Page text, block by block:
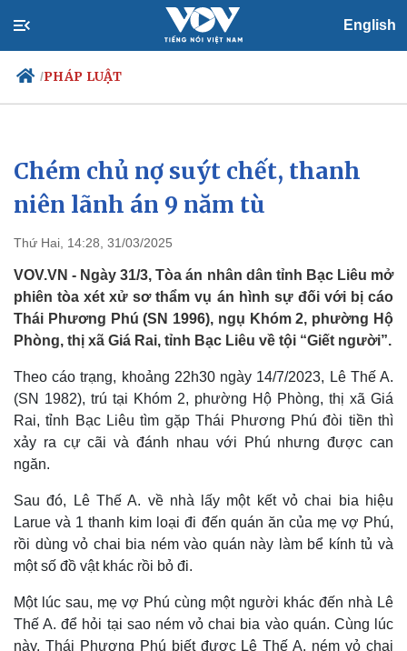
English
/PHÁP LUẬT
Chính trị
Đảng
Tổ chức nhân sự
Nhận diện sự thật
Xã hội
Tin 24h
Dự báo thời tiết
Việc làm
Biển đảo
Chém chủ nợ suýt chết, thanh
niên lãnh án 9 năm tù
Thứ Hai, 14:28, 31/03/2025
VOV.VN - Ngày 31/3, Tòa án nhân dân tỉnh Bạc Liêu mở
phiên tòa xét xử sơ thẩm vụ án hình sự đối với bị cáo
Thái Phương Phú (SN 1996), ngụ Khóm 2, phường Hộ
Phòng, thị xã Giá Rai, tỉnh Bạc Liêu về tội “Giết người”.
Theo cáo trạng, khoảng 22h30 ngày 14/7/2023, Lê Thế A.
(SN 1982), trú tại Khóm 2, phường Hộ Phòng, thị xã Giá
Rai, tỉnh Bạc Liêu tìm gặp Thái Phương Phú đòi tiền thì
xảy ra cự cãi và đánh nhau với Phú nhưng được can
ngăn.
Sau đó, Lê Thế A. về nhà lấy một kết vỏ chai bia hiệu
Larue và 1 thanh kim loại đi đến quán ăn của mẹ vợ Phú,
rồi dùng vỏ chai bia ném vào quán này làm bể kính tủ và
một số đồ vật khác rồi bỏ đi.
Một lúc sau, mẹ vợ Phú cùng một người khác đến nhà Lê
Thế A. để hỏi tại sao ném vỏ chai bia vào quán. Cùng lúc
này, Thái Phương Phú biết được Lê Thế A. ném vỏ chai